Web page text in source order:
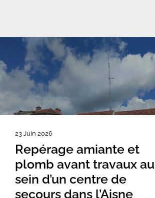
23 Juin 2026
Repérage amiante et
plomb avant travaux au
sein d’un centre de
secours dans l’Aisne